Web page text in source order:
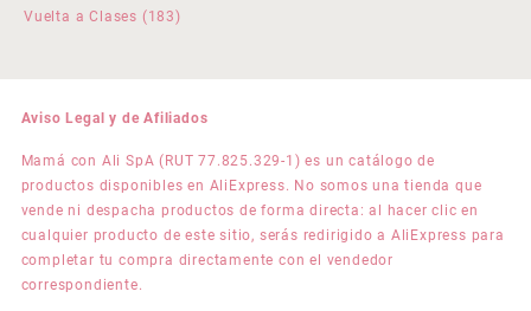
productos
Vuelta a Clases 183183
Aviso Legal y de Afiliados
Mamá con Ali SpA (RUT 77.825.329-1) es un catálogo de
productos disponibles en AliExpress. No somos una tienda que
vende ni despacha productos de forma directa: al hacer clic en
cualquier producto de este sitio, serás redirigido a AliExpress para
completar tu compra directamente con el vendedor
correspondiente.